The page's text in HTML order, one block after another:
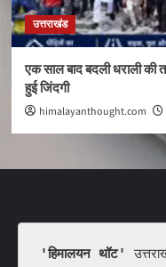
उत्तराखंड
एक साल बाद बदली धराली
हुई जिंदगी
himalayanthought.com
'हिमालयन थॉट'